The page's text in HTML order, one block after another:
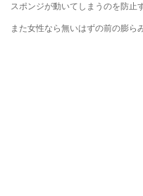
スポンジが動いてしまうのを防止
また女性なら無いはずの前の膨ら